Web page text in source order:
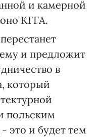
и камерной
КГГА.
и предложит
в
который
польским
это и будет тем